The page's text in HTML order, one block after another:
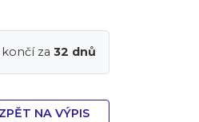
končí za32 dnů
ZPĚT NA VÝPIS